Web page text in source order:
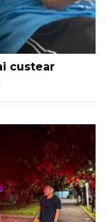
custear